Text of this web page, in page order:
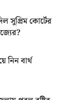
সুপ্রিম কোর্টের
নিন বার্থ